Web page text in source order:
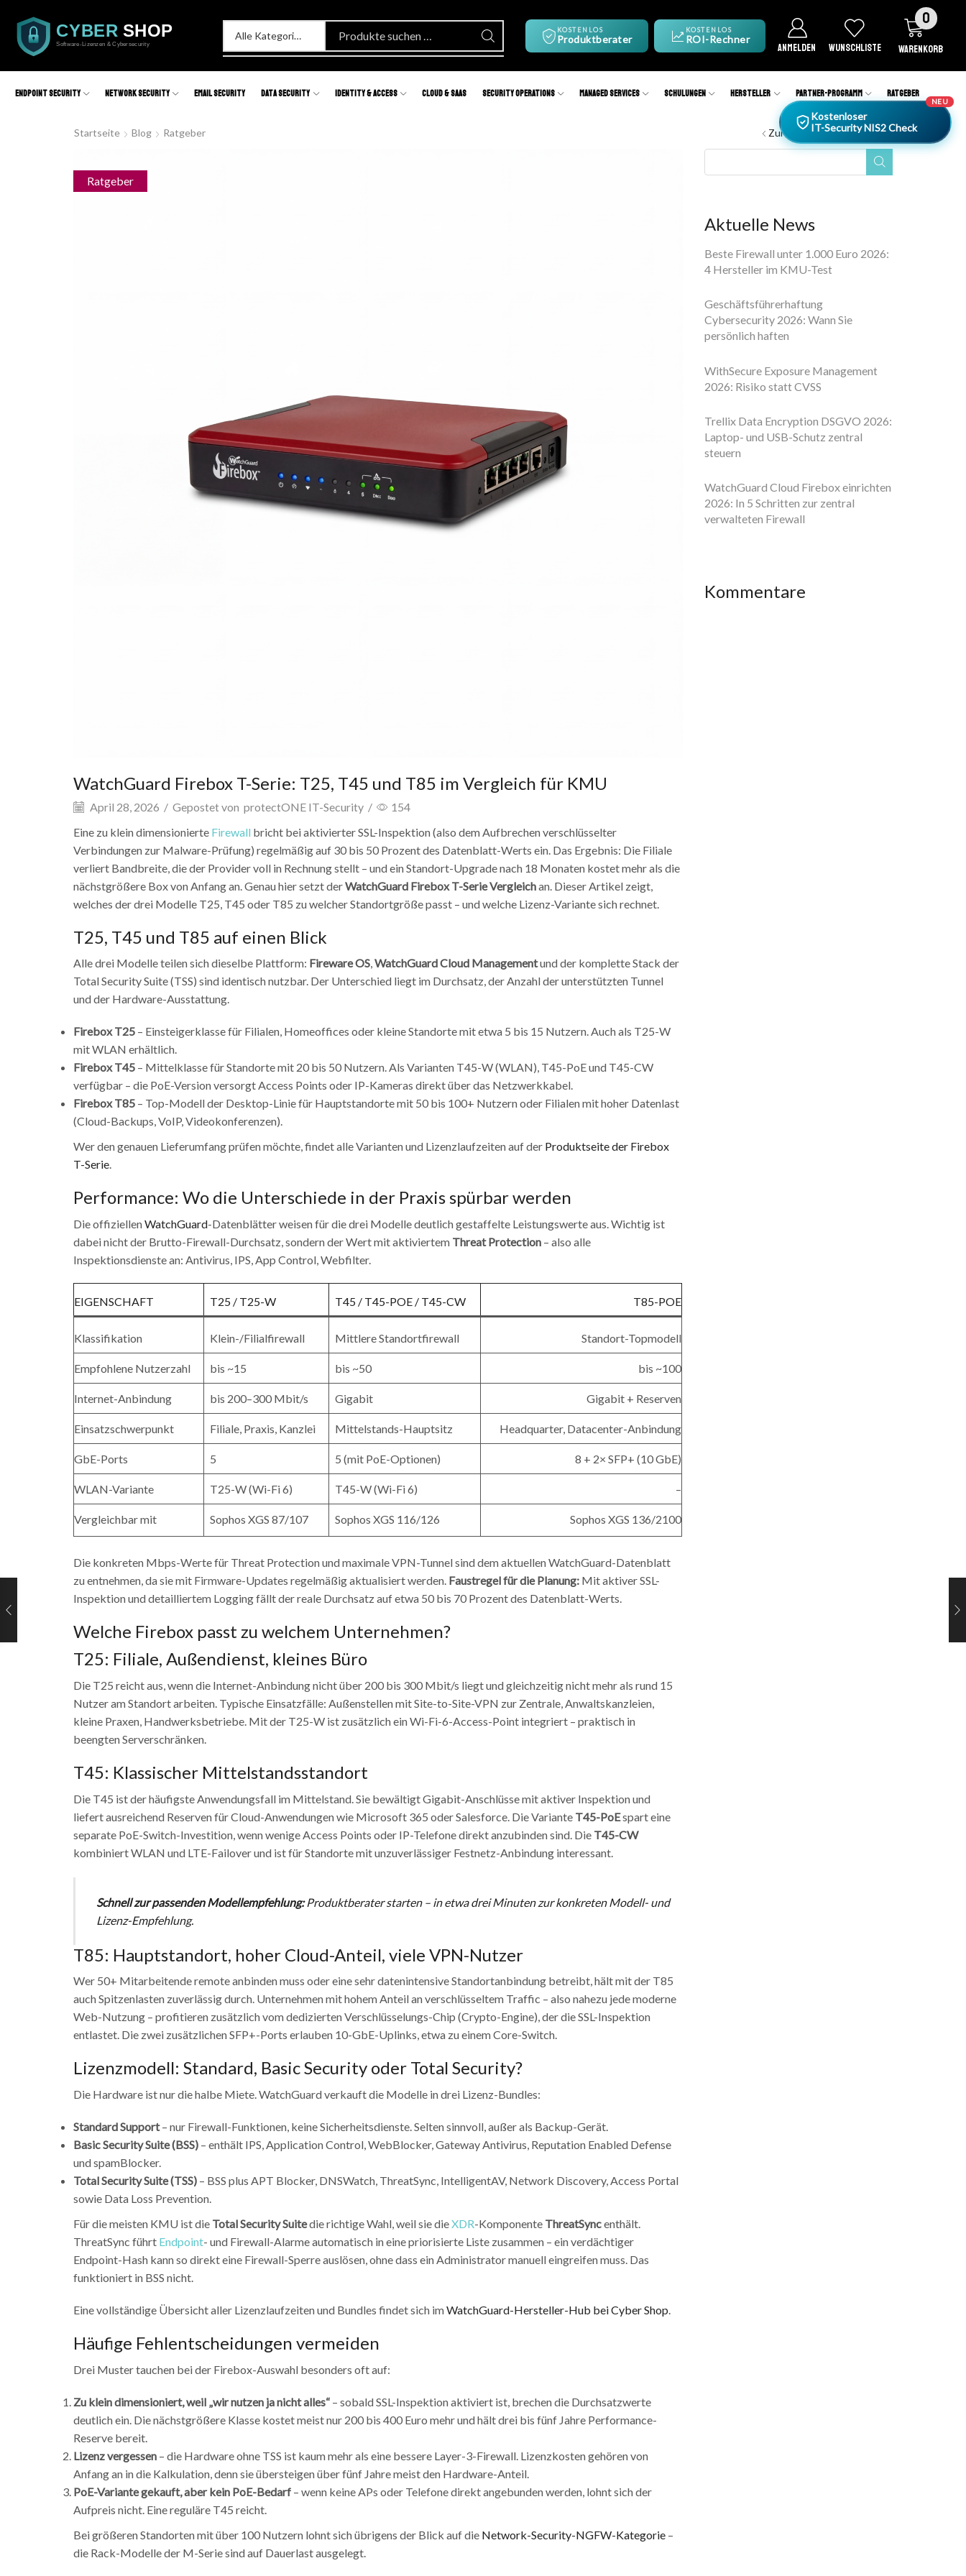
KOSTENLOS
Produktberater
KOSTENLOS
ROI-Rechner
ANMELDEN WUNSCHLISTE
0
WARENKORB
Endpoint Security Network Security Email Security Data Security Identity & Access Cloud & SaaS Security Operations Managed Services Schulungen Hersteller Partner-Programm Ratgeber
Zurück zur vorherigen Seite
Startseite Blog Ratgeber
Ratgeber
WatchGuard Firebox T-Serie: T25, T45 und T85 im Vergleich für KMU
April 28, 2026 / Gepostet von protectONE IT-Security /
154
Eine zu klein dimensionierte Firewall bricht bei aktivierter SSL-Inspektion (also dem Aufbrechen verschlüsselter
Verbindungen zur Malware-Prüfung) regelmäßig auf 30 bis 50 Prozent des Datenblatt-Werts ein. Das Ergebnis: Die Filiale
verliert Bandbreite, die der Provider voll in Rechnung stellt – und ein Standort-Upgrade nach 18 Monaten kostet mehr als die
nächstgrößere Box von Anfang an. Genau hier setzt derWatchGuard Firebox T-Serie Vergleichan. Dieser Artikel zeigt,
welches der drei Modelle T25, T45 oder T85 zu welcher Standortgröße passt – und welche Lizenz-Variante sich rechnet.
T25, T45 und T85 auf einen Blick
Alle drei Modelle teilen sich dieselbe Plattform: Fireware OS,WatchGuard Cloud Managementund der komplette Stack der
Total Security Suite (TSS) sind identisch nutzbar. Der Unterschied liegt im Durchsatz, der Anzahl der unterstützten Tunnel
und der Hardware-Ausstattung.
Firebox T25 – Einsteigerklasse für Filialen, Homeoffices oder kleine Standorte mit etwa 5 bis 15 Nutzern. Auch als T25-W
mit WLAN erhältlich.
Firebox T45 – Mittelklasse für Standorte mit 20 bis 50 Nutzern. Als Varianten T45-W (WLAN), T45-PoE und T45-CW
verfügbar – die PoE-Version versorgt Access Points oder IP-Kameras direkt über das Netzwerkkabel.
Firebox T85 – Top-Modell der Desktop-Linie für Hauptstandorte mit 50 bis 100+ Nutzern oder Filialen mit hoher Datenlast
(Cloud-Backups, VoIP, Videokonferenzen).
Wer den genauen Lieferumfang prüfen möchte, findet alle Varianten und Lizenzlaufzeiten auf der Produktseite der Firebox
T-Serie.
Performance: Wo die Unterschiede in der Praxis spürbar werden
Die offiziellenWatchGuard-Datenblätter weisen für die drei Modelle deutlich gestaffelte Leistungswerte aus. Wichtig ist
dabei nicht der Brutto-Firewall-Durchsatz, sondern der Wert mit aktiviertem Threat Protection – also alle
Inspektionsdienste an: Antivirus, IPS, App Control, Webfilter.
EIGENSCHAFT T25 / T25-W T45 / T45-POE / T45-CW T85-POE
Klassifikation Klein-/Filialfirewall Mittlere Standortfirewall Standort-Topmodell
Empfohlene Nutzerzahl bis ~15 bis ~50 bis ~100
Internet-Anbindung bis 200–300 Mbit/s Gigabit Gigabit + Reserven
Einsatzschwerpunkt Filiale, Praxis, Kanzlei Mittelstands-Hauptsitz Headquarter, Datacenter-Anbindung
GbE-Ports 5 5 (mit PoE-Optionen) 8 + 2× SFP+ (10 GbE)
WLAN-Variante T25-W (Wi-Fi 6) T45-W (Wi-Fi 6) –
Vergleichbar mit Sophos XGS 87/107 Sophos XGS 116/126 Sophos XGS 136/2100
Die konkreten Mbps-Werte für Threat Protection und maximale VPN-Tunnel sind dem aktuellen WatchGuard-Datenblatt
zu entnehmen, da sie mit Firmware-Updates regelmäßig aktualisiert werden. Faustregel für die Planung: Mit aktiver SSL-
Inspektion und detailliertem Logging fällt der reale Durchsatz auf etwa 50 bis 70 Prozent des Datenblatt-Werts.
Welche Firebox passt zu welchem Unternehmen?
T25: Filiale, Außendienst, kleines Büro
Die T25 reicht aus, wenn die Internet-Anbindung nicht über 200 bis 300 Mbit/s liegt und gleichzeitig nicht mehr als rund 15
Nutzer am Standort arbeiten. Typische Einsatzfälle: Außenstellen mit Site-to-Site-VPN zur Zentrale, Anwaltskanzleien,
kleine Praxen, Handwerksbetriebe. Mit der T25-W ist zusätzlich ein Wi-Fi-6-Access-Point integriert – praktisch in
beengten Serverschränken.
T45: Klassischer Mittelstandsstandort
Die T45 ist der häufigste Anwendungsfall im Mittelstand. Sie bewältigt Gigabit-Anschlüsse mit aktiver Inspektion und
liefert ausreichend Reserven für Cloud-Anwendungen wie Microsoft 365 oder Salesforce. Die Variante T45-PoEspart eine
separate PoE-Switch-Investition, wenn wenige Access Points oder IP-Telefone direkt anzubinden sind. Die T45-CW
kombiniert WLAN und LTE-Failover und ist für Standorte mit unzuverlässiger Festnetz-Anbindung interessant.
Schnell zur passenden Modellempfehlung: Produktberater starten– in etwa drei Minuten zur konkreten Modell- und
Lizenz-Empfehlung.
T85: Hauptstandort, hoher Cloud-Anteil, viele VPN-Nutzer
Wer 50+ Mitarbeitende remote anbinden muss oder eine sehr datenintensive Standortanbindung betreibt, hält mit der T85
auch Spitzenlasten zuverlässig durch. Unternehmen mit hohem Anteil an verschlüsseltem Traffic – also nahezu jede moderne
Web-Nutzung – profitieren zusätzlich vom dedizierten Verschlüsselungs-Chip (Crypto-Engine), der die SSL-Inspektion
entlastet. Die zwei zusätzlichen SFP+-Ports erlauben 10-GbE-Uplinks, etwa zu einem Core-Switch.
Lizenzmodell: Standard, Basic Security oder Total Security?
Die Hardware ist nur die halbe Miete. WatchGuard verkauft die Modelle in drei Lizenz-Bundles:
Standard Support– nur Firewall-Funktionen, keine Sicherheitsdienste. Selten sinnvoll, außer als Backup-Gerät.
Basic Security Suite (BSS) – enthält IPS, Application Control, WebBlocker, Gateway Antivirus, Reputation Enabled Defense
und spamBlocker.
Total Security Suite (TSS) – BSS plus APT Blocker, DNSWatch, ThreatSync, IntelligentAV, Network Discovery, Access Portal
sowie Data Loss Prevention.
Für die meisten KMU ist die Total Security Suitedie richtige Wahl, weil sie dieXDR-Komponente ThreatSyncenthält.
ThreatSync führt Endpoint- und Firewall-Alarme automatisch in eine priorisierte Liste zusammen – ein verdächtiger
Endpoint-Hash kann so direkt eine Firewall-Sperre auslösen, ohne dass ein Administrator manuell eingreifen muss. Das
funktioniert in BSS nicht.
Eine vollständige Übersicht aller Lizenzlaufzeiten und Bundles findet sich imWatchGuard-Hersteller-Hub bei Cyber Shop.
Häufige Fehlentscheidungen vermeiden
Drei Muster tauchen bei der Firebox-Auswahl besonders oft auf:
Zu klein dimensioniert, weil „wir nutzen ja nicht alles“ – sobald SSL-Inspektion aktiviert ist, brechen die Durchsatzwerte
deutlich ein. Die nächstgrößere Klasse kostet meist nur 200 bis 400 Euro mehr und hält drei bis fünf Jahre Performance-
Reserve bereit.
Lizenz vergessen – die Hardware ohne TSS ist kaum mehr als eine bessere Layer-3-Firewall. Lizenzkosten gehören von
Anfang an in die Kalkulation, denn sie übersteigen über fünf Jahre meist den Hardware-Anteil.
PoE-Variante gekauft, aber kein PoE-Bedarf – wenn keine APs oder Telefone direkt angebunden werden, lohnt sich der
Aufpreis nicht. Eine reguläre T45 reicht.
Bei größeren Standorten mit über 100 Nutzern lohnt sich übrigens der Blick auf die Network-Security-NGFW-Kategorie –
die Rack-Modelle der M-Serie sind auf Dauerlast ausgelegt.
Aktuelle News
Beste Firewall unter 1.000 Euro 2026:
4 Hersteller im KMU-Test
Geschäftsführerhaftung
Cybersecurity 2026: Wann Sie
persönlich haften
WithSecure Exposure Management
2026: Risiko statt CVSS
Trellix Data Encryption DSGVO 2026:
Laptop- und USB-Schutz zentral
steuern
WatchGuard Cloud Firebox einrichten
2026: In 5 Schritten zur zentral
verwalteten Firewall
Kommentare
NEU
Kostenloser
IT-Security NIS2 Check